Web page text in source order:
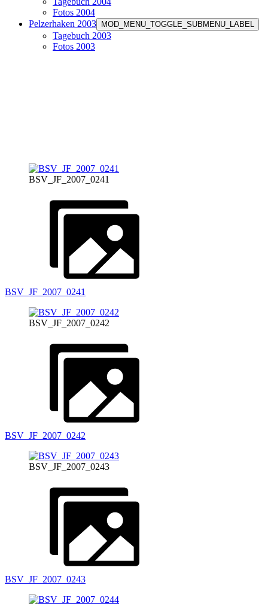
Fotos 2004
Pelzerhaken 2003
MOD_MENU_TOGGLE_SUBMENU_LABEL
Tagebuch 2003
Fotos 2003
BSV_JF_2007_0241
BSV_JF_2007_0241
BSV_JF_2007_0242
BSV_JF_2007_0242
BSV_JF_2007_0243
BSV_JF_2007_0243